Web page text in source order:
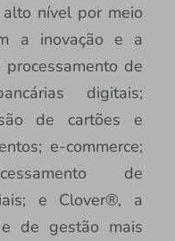
nível por meio
a inovação e a
processamento de
digitais;
de cartões e
e-commerce;
de
e Clover®, a
de gestão mais